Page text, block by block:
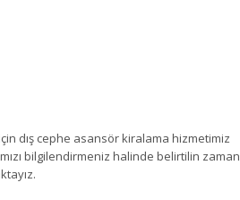
dış cephe asansör kiralama hizmetimiz
bilgilendirmeniz halinde belirtilin zaman